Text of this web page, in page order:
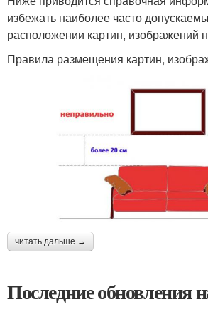
избежать наиболее часто
расположении картин, изображений
Правила размещения картин,
читать дальше →
Последние обновления